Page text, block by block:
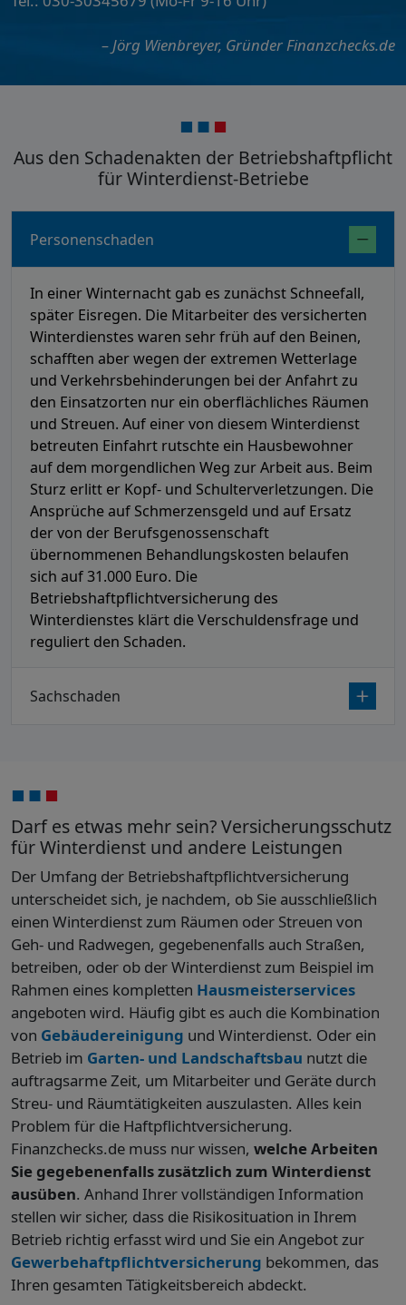
– Jörg Wienbreyer, Gründer Finanzchecks.de
Aus den Schadenakten der Betriebshaftpflicht
für Winterdienst-Betriebe
Personenschaden
In einer Winternacht gab es zunächst Schneefall,
später Eisregen. Die Mitarbeiter des versicherten
Winterdienstes waren sehr früh auf den Beinen,
schafften aber wegen der extremen Wetterlage
und Verkehrsbehinderungen bei der Anfahrt zu
den Einsatzorten nur ein oberflächliches Räumen
und Streuen. Auf einer von diesem Winterdienst
betreuten Einfahrt rutschte ein Hausbewohner
auf dem morgendlichen Weg zur Arbeit aus. Beim
Sturz erlitt er Kopf- und Schulterverletzungen. Die
Ansprüche auf Schmerzensgeld und auf Ersatz
der von der Berufsgenossenschaft
übernommenen Behandlungskosten belaufen
sich auf 31.000 Euro. Die
Betriebshaftpflichtversicherung des
Winterdienstes klärt die Verschuldensfrage und
reguliert den Schaden.
Sachschaden
Darf es etwas mehr sein? Versicherungsschutz
für Winterdienst und andere Leistungen
Der Umfang der Betriebshaftpflichtversicherung
unterscheidet sich, je nachdem, ob Sie ausschließlich
einen Winterdienst zum Räumen oder Streuen von
Geh- und Radwegen, gegebenenfalls auch Straßen,
betreiben, oder ob der Winterdienst zum Beispiel im
Rahmen eines kompletten Hausmeisterservices
angeboten wird. Häufig gibt es auch die Kombination
von Gebäudereinigung und Winterdienst. Oder ein
Betrieb im Garten- und Landschaftsbau nutzt die
auftragsarme Zeit, um Mitarbeiter und Geräte durch
Streu- und Räumtätigkeiten auszulasten. Alles kein
Problem für die Haftpflichtversicherung.
Finanzchecks.de muss nur wissen, welche Arbeiten
Sie gegebenenfalls zusätzlich zum Winterdienst
ausüben. Anhand Ihrer vollständigen Information
stellen wir sicher, dass die Risikosituation in Ihrem
Betrieb richtig erfasst wird und Sie ein Angebot zur
Gewerbehaftpflichtversicherung bekommen, das
Ihren gesamten Tätigkeitsbereich abdeckt.